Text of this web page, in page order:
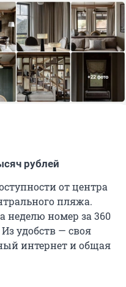
рублей
от центра
пляжа.
неделю номер за 360
удобств — своя
интернет и общая